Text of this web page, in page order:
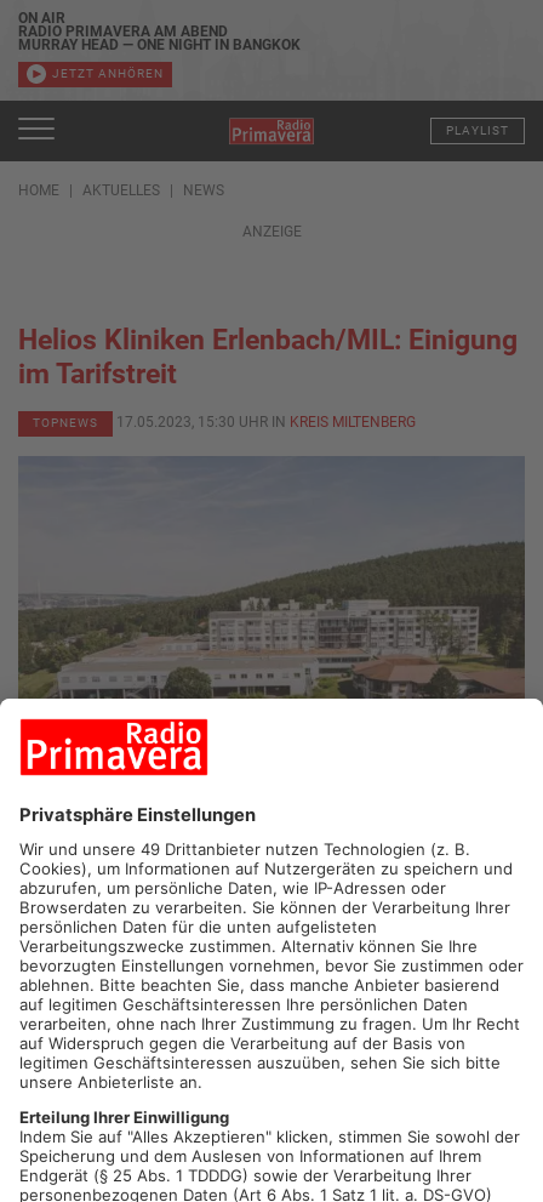
ON AIR
RADIO PRIMAVERA AM ABEND
MURRAY HEAD — ONE NIGHT IN BANGKOK
JETZT ANHÖREN
PLAYLIST
HOME AKTUELLES NEWS
ANZEIGE
Helios Kliniken Erlenbach/MIL: Einigung
im Tarifstreit
TOPNEWS 17.05.2023, 15:30 UHR IN KREIS MILTENBERG
ERLENBACH/MILTENBERG.Die fünfte Verhandlungsrunde bei
den Helios-Kliniken Erlenbach und Miltenberg hat den
Durchbruch gebracht: Arbeitgeber und Gewerkschaft ver.di
unterzeichneten am Nachmittag gemeinsam ein
Eckpunktepapier.
Die Einigung sieht eine Einmalzahlung von 2.400 Euro vor
sowie eine zweistufige Entgelterhöhung - jeweils zum Juli in
diesem und nächstem Jahr. Für die unterste Entgeltgruppe
bedeute das 17 Prozent mehr Geld - für Pflegekräfte steigen
die Löhne um 10 Prozent, so Verdi. Auch die Azubis profitieren
Gewerkschaftssekretär Kimmel geht trotz Begrenzung der
Laufzeit auf zwei Jahre von der Zustimmung der Mitglieder
aus: Einen für nächste Woche angekündigten Warnstreik sagte
Verdi ab.